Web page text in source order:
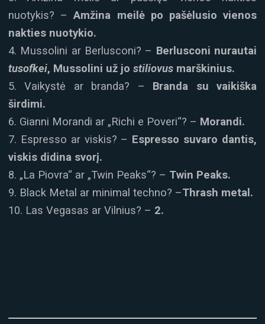
nuotykis? –Amžina meilė po pašėlusio vienos
nakties nuotykio.
4. Mussolini ar Berlusconi? – Berlusconi nurautai
tusofkei, Mussolini už jo stiliovus marškinius.
5. Vaikystė ar branda? – Branda su vaikiška
širdimi.
6. Gianni Morandi ar „Richi e Poveri“? – Morandi.
7. Espresso ar viskis? – Espresso suvaro dantis,
viskis didina svorį.
8. „La Piovra“ ar „Twin Peaks“? – Twin Peaks.
9. Black Metal ar minimal techno? –Thrash metal.
10. Las Vegasas ar Vilnius? – 2.